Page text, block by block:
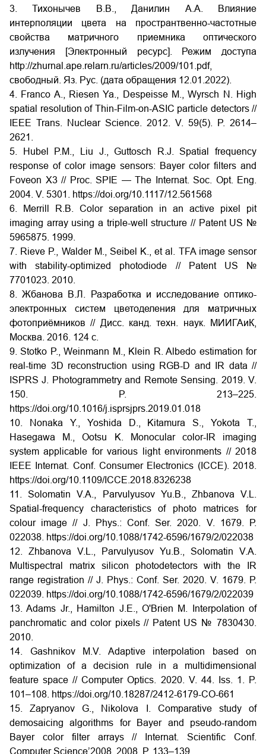
3. Тихонычев В.В., Данилин А.А. Влияние
интерполяции цвета на пространтвенно-частотные
свойства матричного приемника оптического
излучения [Электронный ресурс]. Режим доступа
http://zhurnal.ape.relarn.ru/articles/2009/101.pdf,
свободный. Яз. Рус. (дата обращения 12.01.2022).
4. Franco A., Riesen Ya., Despeisse M., Wyrsch N. High
spatial resolution of Thin-Film-on-ASIC particle detectors //
IEEE Trans. Nuclear Science. 2012. V. 59(5). P. 2614–
2621.
5. Hubel P.M., Liu J., Guttosch R.J. Spatial frequency
response of color image sensors: Bayer color filters and
Foveon X3 // Proc. SPIE — The Internat. Soc. Opt. Eng.
2004. V. 5301. https://doi.org/10.1117/12.561568
6. Merrill R.B. Color separation in an active pixel pit
imaging array using a triple-well structure // Patent US №
5965875. 1999.
7. Rieve P., Walder M., Seibel K., et al. TFA image sensor
with stability-optimized photodiode // Patent US №
7701023. 2010.
8. Жбанова В.Л. Разработка и исследование оптико-
электронных систем цветоделения для матричных
фотоприёмников // Дисс. канд. техн. наук. МИИГАиК,
Москва. 2016. 124 с.
9. Stotko P., Weinmann M., Klein R. Albedo estimation for
real-time 3D reconstruction using RGB-D and IR data //
ISPRS J. Photogrammetry аnd Remote Sensing. 2019. V.
150. P. 213–225.
https://doi.org/10.1016/j.isprsjprs.2019.01.018
10. Nonaka Y., Yoshida D., Kitamura S., Yokota T.,
Hasegawa M., Ootsu K. Monocular color-IR imaging
system applicable for various light environments // 2018
IEEE Internat. Conf. Consumer Electronics (ICCE). 2018.
https://doi.org/10.1109/ICCE.2018.8326238
11. Solomatin V.A., Parvulyusov Yu.B., Zhbanova V.L.
Spatial-frequency characteristics of photo matrices for
colour image // J. Phys.: Conf. Ser. 2020. V. 1679. Р.
022038. https://doi.org/10.1088/1742-6596/1679/2/022038
12. Zhbanova V.L., Parvulyusov Yu.B., Solomatin V.A.
Multispectral matrix silicon photodetectors with the IR
range registration // J. Phys.: Conf. Ser. 2020. V. 1679. Р.
022039. https://doi.org/10.1088/1742-6596/1679/2/022039
13. Adams Jr., Hamilton J.E., O'Brien M. Interpolation of
panchromatic and color pixels // Patent US № 7830430.
2010.
14. Gashnikov M.V. Adaptive interpolation based on
optimization of a decision rule in a multidimensional
feature space // Computer Optics. 2020. V. 44. Iss. 1. P.
101–108. https://doi.org/10.18287/2412-6179-CO-661
15. Zapryanov G., Nikolova I. Comparative study of
demosaicing algorithms for Bayer and pseudo-random
Bayer color filter arrays // Internat. Scientific Conf.
Computer Science’2008. 2008. P. 133–139.